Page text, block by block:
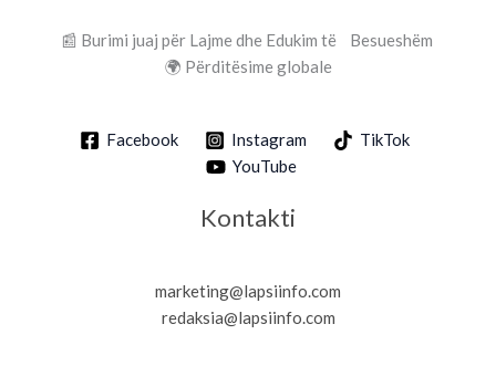
📰 Burimi juaj për Lajme dhe Edukim të Besueshëm
🌍 Përditësime globale
Facebook Instagram
TikTok
YouTube
Kontakti
marketing@lapsiinfo.com
redaksia@lapsiinfo.com